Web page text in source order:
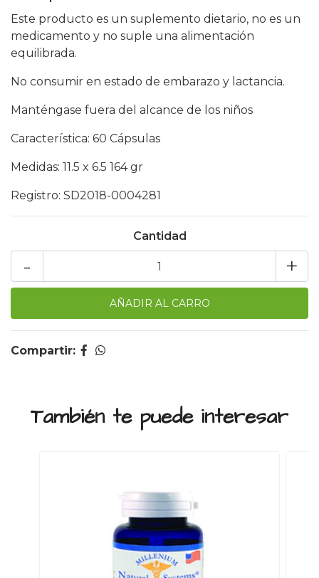
Este producto es un suplemento dietario, no es un
medicamento y no suple una alimentación
equilibrada.
No consumir en estado de embarazo y lactancia.
Manténgase fuera del alcance de los niños
Característica: 60 Cápsulas
Medidas: 11.5 x 6.5 164 gr
Registro: SD2018-0004281
Cantidad
+
-
Compartir:
También te puede interesar